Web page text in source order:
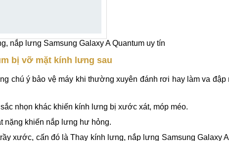
nắp lưng Samsung Galaxy A Quantum uy tín
bị vỡ mặt kính lưng sau
chú ý bảo vệ máy khi thường xuyên đánh rơi hay làm va đập
nhọn khác khiến kính lưng bị xước xát, móp méo.
nặng khiến nắp lưng hư hỏng.
xước, cấn đó là Thay kính lưng, nắp lưng Samsung Galaxy